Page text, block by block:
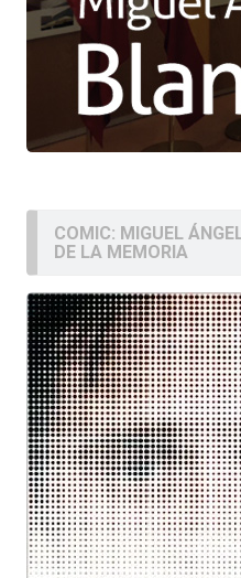
COMIC: MIGUEL
DE LA MEMORIA